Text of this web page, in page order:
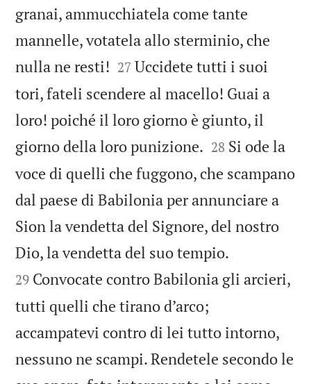
granai, ammucchiatela come tante
mannelle, votatela allo sterminio, che
nulla ne resti! 

27 Uccidete tutti i suoi
tori, fateli scendere al macello! Guai a
loro! poiché il loro giorno è giunto, il
giorno della loro punizione. 

28 Si ode la
voce di quelli che fuggono, che scampano
dal paese di Babilonia per annunciare a
Sion la vendetta del Signore, del nostro
Dio, la vendetta del suo tempio.
29 Convocate contro Babilonia gli arcieri,
tutti quelli che tirano d’arco;
accampatevi contro di lei tutto intorno,
nessuno ne scampi. Rendetele secondo le